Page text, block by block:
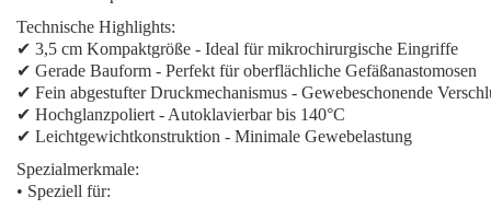
Technische Highlights:
✔ 3,5 cm Kompaktgröße - Ideal für mikrochirurgische Eingriffe
✔ Gerade Bauform - Perfekt für oberflächliche Gefäßanastomosen
✔ Fein abgestufter Druckmechanismus - Gewebeschonende
✔ Hochglanzpoliert - Autoklavierbar bis 140°C
✔ Leichtgewichtkonstruktion - Minimale Gewebelastung
Spezialmerkmale:
• Speziell für: